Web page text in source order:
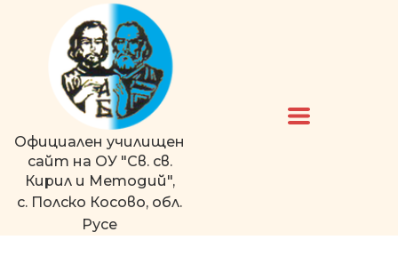
Официален училищен
сайт на ОУ "Св. св.
Кирил и Методий",
с. Полско Косово, обл.
Русе